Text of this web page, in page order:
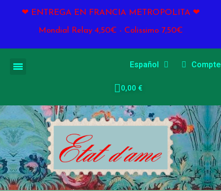
❤ ENTREGA EN FRANCIA METROPOLITA ❤
Mondial Relay 4,50€ - Colissimo 7,50€
Español Compte
0,00 €